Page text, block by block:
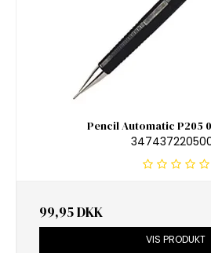
Pencil Automatic P205
99,95 DKK
VIS PRODUKT